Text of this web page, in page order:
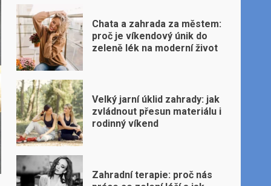
Chata a zahrada za městem:
proč je víkendový únik do
zeleně lék na moderní život
Velký jarní úklid zahrady: jak
zvládnout přesun materiálu i
rodinný víkend
Zahradní terapie: proč nás